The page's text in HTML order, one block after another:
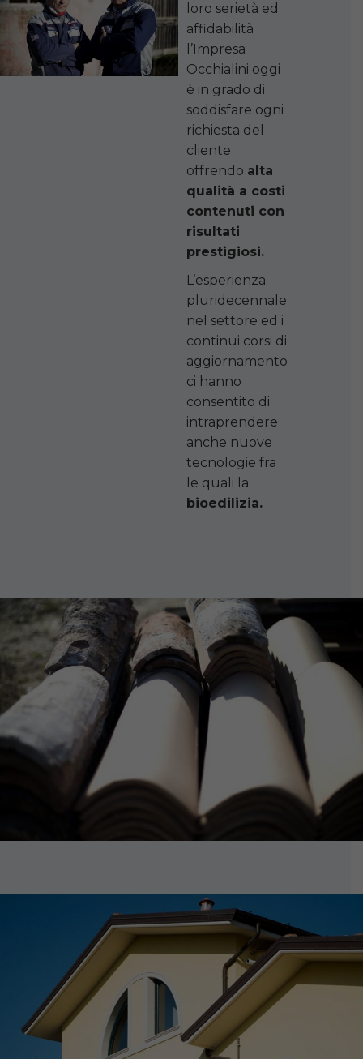
loro serietà ed
affidabilità
l’Impresa
Occhialini oggi
è in grado di
soddisfare ogni
richiesta del
cliente
offrendo alta
qualità a costi
contenuti con
risultati
prestigiosi.
L’esperienza
pluridecennale
nel settore ed i
continui corsi di
aggiornamento
ci hanno
consentito di
intraprendere
anche nuove
tecnologie fra
le quali la
bioedilizia.